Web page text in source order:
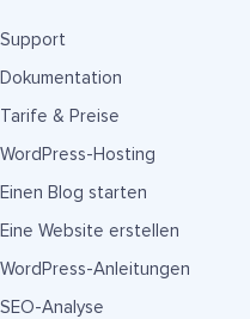
Support
Dokumentation
Tarife & Preise
WordPress-Hosting
Einen Blog starten
Eine Website erstellen
WordPress-Anleitungen
SEO-Analyse